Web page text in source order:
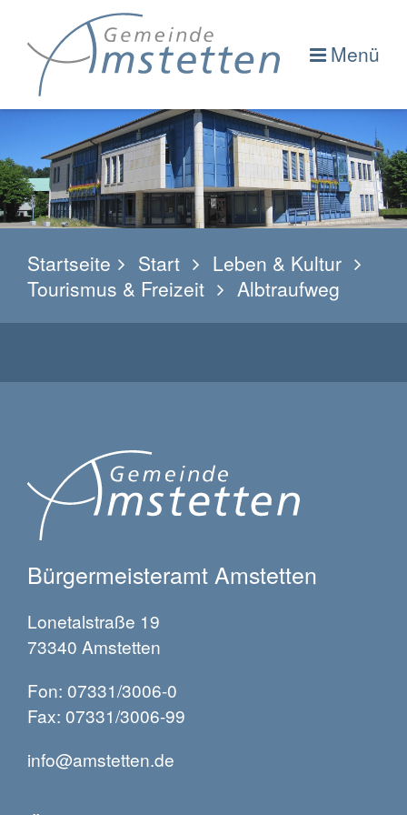
Menü
Startseite Start
Leben & Kultur
Tourismus & Freizeit
Albtraufweg
Bürgermeisteramt Amstetten
Lonetalstraße 19
73340 Amstetten
Fon: 07331/3006-0
Fax: 07331/3006-99
info@amstetten.de